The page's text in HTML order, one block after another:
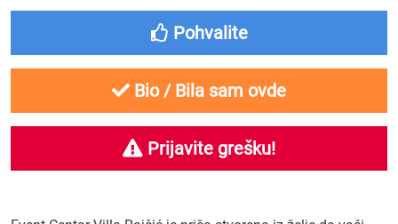
Pohvalite
Bio / Bila sam ovde
Prijavite grešku!